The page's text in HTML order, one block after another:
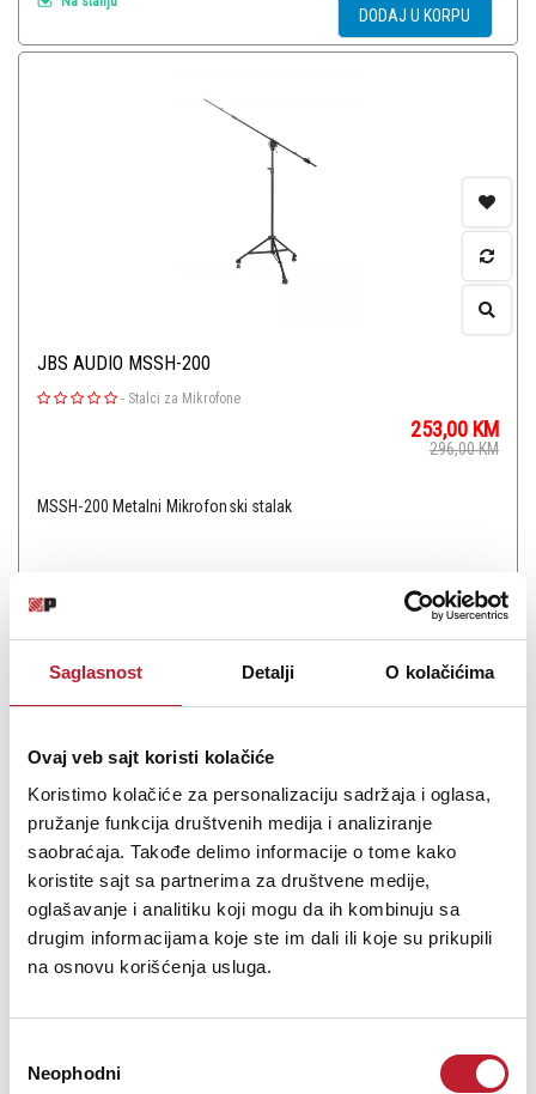
Saglasnost Detalji O kolačićima
Ovaj veb sajt koristi kolačiće
Koristimo kolačiće za personalizaciju sadržaja i oglasa,
pružanje funkcija društvenih medija i analiziranje
saobraćaja. Takođe delimo informacije o tome kako
koristite sajt sa partnerima za društvene medije,
oglašavanje i analitiku koji mogu da ih kombinuju sa
drugim informacijama koje ste im dali ili koje su prikupili
na osnovu korišćenja usluga.
сагласности
Neophodni
DODAJ U KORPU
JBS AUDIO MSSH-200
- Stalci za Mikrofone
253,00 KM
296,00KM
MSSH-200 Metalni Mikrofonski stalak
Na stanju